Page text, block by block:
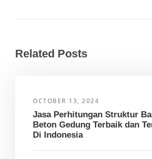
Related Posts
OCTOBER 13, 2024
Jasa Perhitungan Struktur
Beton Gedung Terbaik dan
Di Indonesia